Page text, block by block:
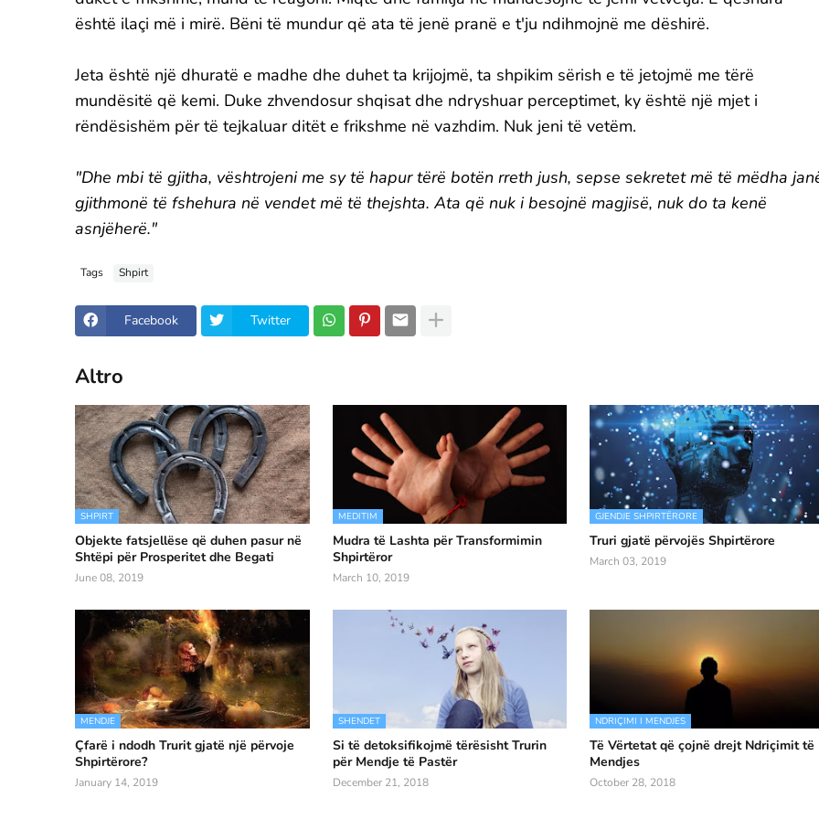
është ilaçi më i mirë. Bëni të mundur që ata të jenë pranë e t'ju ndihmojnë me dëshirë.
Jeta është një dhuratë e madhe dhe duhet ta krijojmë, ta shpikim sërish e të jetojmë me tërë
mundësitë që kemi. Duke zhvendosur shqisat dhe ndryshuar perceptimet, ky është një mjet i
rëndësishëm për të tejkaluar ditët e frikshme në vazhdim. Nuk jeni të vetëm.
"Dhe mbi të gjitha, vështrojeni me sy të hapur tërë botën rreth jush, sepse sekretet më të mëdha
gjithmonë të fshehura në vendet më të thejshta. Ata që nuk i besojnë magjisë, nuk do ta kenë
asnjëherë."
Tags Shpirt
Facebook Twitter
Altro
SHPIRT
Objekte fatsjellëse që duhen pasur në
Shtëpi për Prosperitet dhe Begati
June 08, 2019
MEDITIM
Mudra të Lashta për Transformimin
Shpirtëror
March 10, 2019
GJENDJE SHPIRTËRORE
Truri gjatë përvojës Shpirtërore
March 03, 2019
MENDJE
Çfarë i ndodh Trurit gjatë një përvoje
Shpirtërore?
January 14, 2019
SHENDET
Si të detoksifikojmë tërësisht Trurin
për Mendje të Pastër
December 21, 2018
NDRIÇIMI I MENDJES
Të Vërtetat që çojnë drejt Ndriçimit të
Mendjes
October 28, 2018